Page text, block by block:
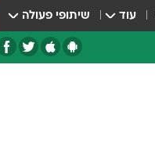
עוד שיתופי פעולה